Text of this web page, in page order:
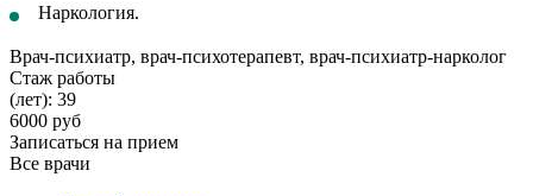
Наркология.
Врач-психиатр, врач-психотерапевт, врач-психиатр-нарколог
Стаж работы
(лет): 39
6000 руб
Записаться на прием
Все врачи